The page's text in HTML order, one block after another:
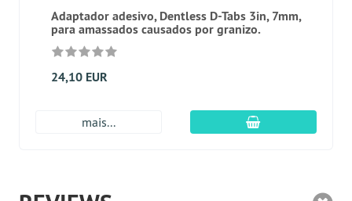
Adaptador adesivo, Dentless D-Tabs 3in, 7mm,
para amassados causados por granizo.
24,10 EUR
mais... Adicionar ao